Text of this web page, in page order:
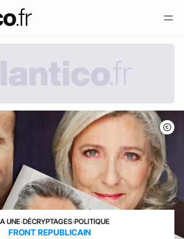
UNE›DÉCRYPTAGES›POLITIQUE
FRONT REPUBLICAIN